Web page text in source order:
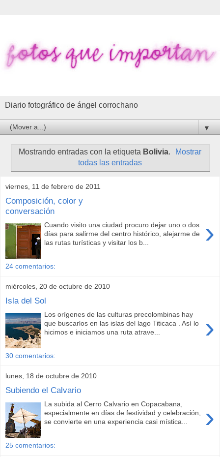
Diario fotográfico de ángel corrochano
▼
Mostrando entradas con la etiqueta Bolivia.
Mostrar
todas las entradas
viernes, 11 de febrero de 2011
Composición, color y
conversación
›
Cuando visito una ciudad procuro dejar uno o dos
días para salirme del centro histórico, alejarme de
las rutas turísticas y visitar los b...
24 comentarios:
miércoles, 20 de octubre de 2010
Isla del Sol
›
Los orígenes de las culturas precolombinas hay
que buscarlos en las islas del lago Titicaca . Así lo
hicimos e iniciamos una ruta atrave...
30 comentarios:
lunes, 18 de octubre de 2010
Subiendo el Calvario
›
La subida al Cerro Calvario en Copacabana,
especialmente en días de festividad y celebración,
se convierte en una experiencia casi mística...
25 comentarios: